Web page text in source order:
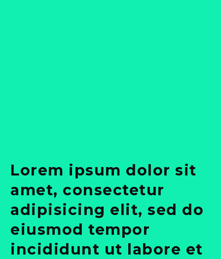
Lorem ipsum dolor sit
amet, consectetur
adipisicing elit, sed do
eiusmod tempor
incididunt ut labore et